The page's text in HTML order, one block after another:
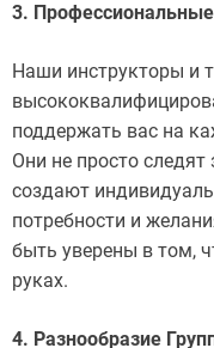
3.
Наши инструкторы и
поддержать вас на
Они не просто
создают
потребности и
быть уверены в том,
руках.
4. Разнообразие